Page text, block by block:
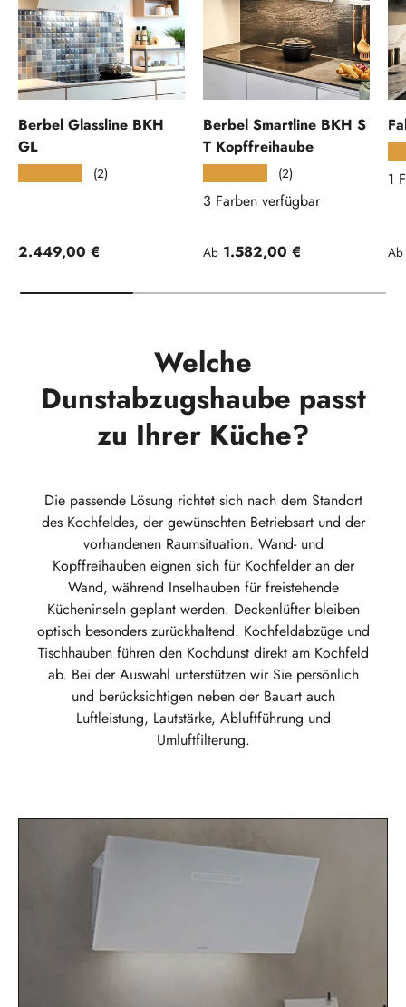
Berbel Glassline BKH
GL
(2)
Normaler Preis
2.449,00 €
Berbel Smartline BKH S
T Kopffreihaube
(2)
3 Farben verfügbar
Normaler Preis
Ab 1.582,00 €
1
Ab
Welche
Dunstabzugshaube passt
zu Ihrer Küche?
Die passende Lösung richtet sich nach dem Standort
des Kochfeldes, der gewünschten Betriebsart und der
vorhandenen Raumsituation. Wand- und
Kopffreihauben eignen sich für Kochfelder an der
Wand, während Inselhauben für freistehende
Kücheninseln geplant werden. Deckenlüfter bleiben
optisch besonders zurückhaltend. Kochfeldabzüge und
Tischhauben führen den Kochdunst direkt am Kochfeld
ab. Bei der Auswahl unterstützen wir Sie persönlich
und berücksichtigen neben der Bauart auch
Luftleistung, Lautstärke, Abluftführung und
Umluftfilterung.